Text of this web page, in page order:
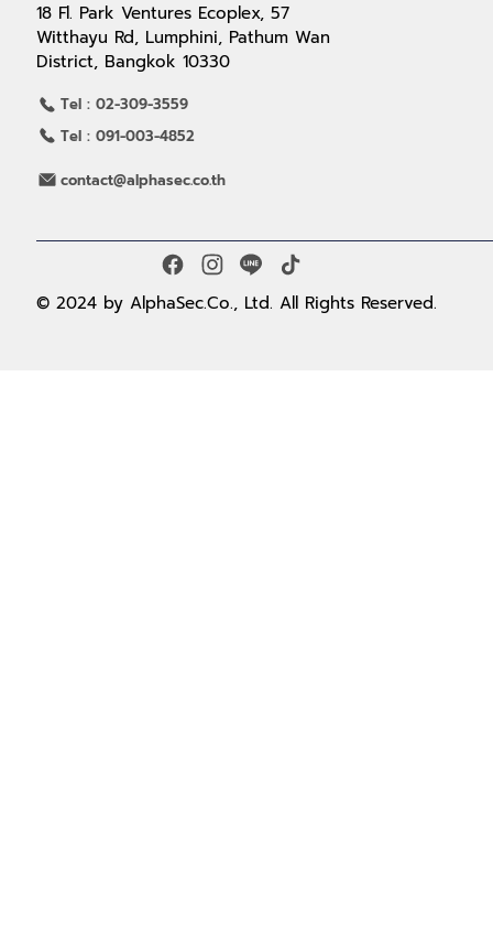
18 Fl. Park Ventures Ecoplex, 57
Witthayu Rd, Lumphini, Pathum Wan
District, Bangkok 10330
contact@alphasec.co.th
Tel : 02-309-3559
Tel : 091-003-4852
© 2024 by AlphaSec.Co., Ltd. All Rights Reserved.